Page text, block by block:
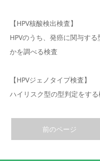
【HPV核酸検出検査】
HPVのうち、発癌に関与す
かを調べる検査
【HPVジェノタイプ検査】
ハイリスク型の型判定をする
前のページ